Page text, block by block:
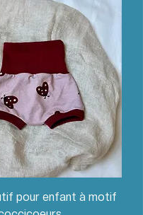
pour enfant à motif